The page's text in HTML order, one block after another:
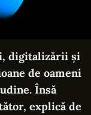
digitalizării și
de oameni
Însă
explică de